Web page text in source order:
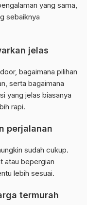
yang sama,
sebaiknya
jelas
bagaimana pilihan
serta bagaimana
yang jelas biasanya
rapi.
perjalanan
sudah cukup.
atau bepergian
lebih sesuai.
termurah